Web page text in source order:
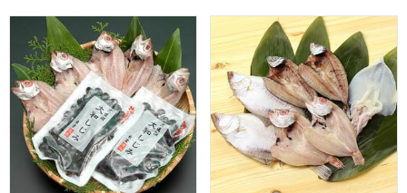
島根 渡邊水産 とっておき 山陰セレクションA(大和しじみ
島根 渡邊水産 これがやみつ